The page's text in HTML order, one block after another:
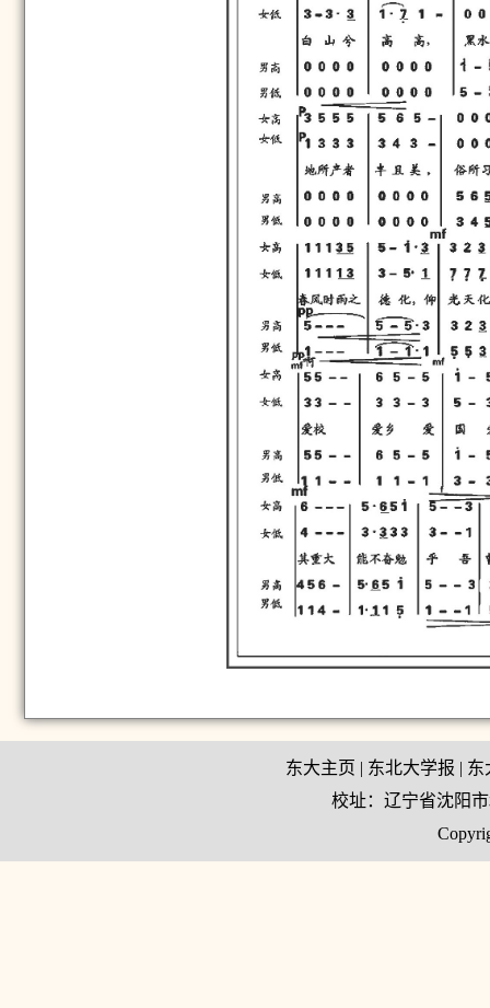
东大主页 | 东北大学报 | 东
校址：辽宁省沈阳